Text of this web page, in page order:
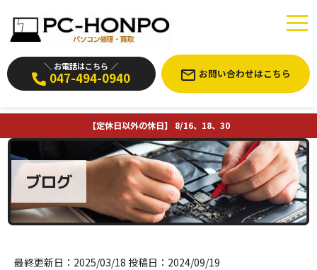
＼ お電話はこちら ／
047-494-0940 お問い合わせはこちら
【定休日以外の休日】 8/16、18、30
ブログ
最終更新日： 2025/03/18 投稿日： 2024/09/19